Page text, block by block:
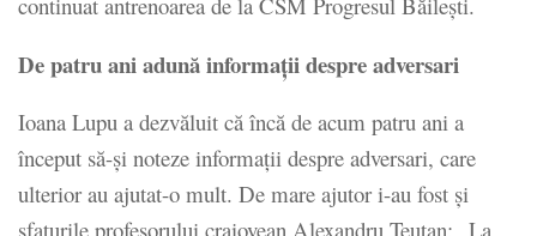
De patru ani adună informații despre adversari
Ioana Lupu a dezvăluit că încă de acum patru ani a
început să-și noteze informații despre adversari, care
ulterior au ajutat-o mult. De mare ajutor i-au fost și
sfaturile profesorului craiovean Alexandru Teuțan: „La